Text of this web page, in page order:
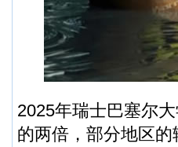
2025年瑞士巴塞尔
的两倍，部分地区